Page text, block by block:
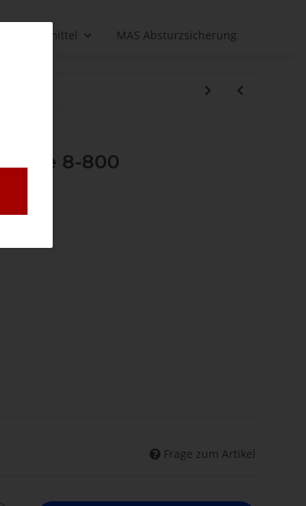
MAS Absturzsicherung
8-800
Frage zum Artikel